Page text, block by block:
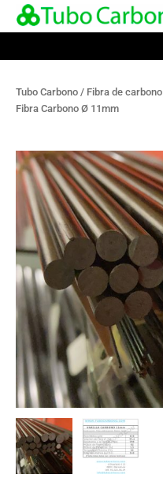
Tubo Carbono / Fibra de carbono
Fibra Carbono Ø 11mm